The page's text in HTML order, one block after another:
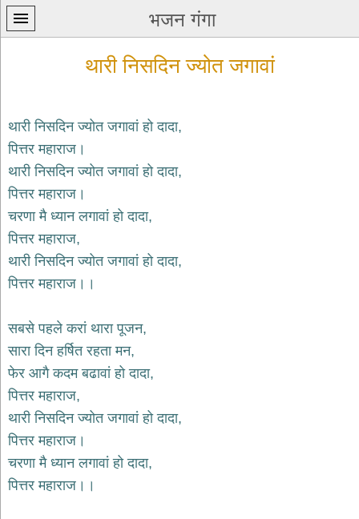
भजन गंगा
प्रथम
पन्ना
कृष्ण
भजन
krishna
bhajans
शिव
bhajans
हनुमान
भजन
bhajans
साईं
भजन
bhajans
जैन
थारी निसदिन ज्योत जगावां
थारी निसदिन ज्योत जगावां हो दादा,
पित्तर महाराज।
थारी निसदिन ज्योत जगावां हो दादा,
पित्तर महाराज।
चरणा मै ध्यान लगावां हो दादा,
पित्तर महाराज,
थारी निसदिन ज्योत जगावां हो दादा,
पित्तर महाराज।।
सबसे पहले करां थारा पूजन,
सारा दिन हर्षित रहता मन,
फेर आगै कदम बढावां हो दादा,
पित्तर महाराज,
थारी निसदिन ज्योत जगावां हो दादा,
पित्तर महाराज।
चरणा मै ध्यान लगावां हो दादा,
पित्तर महाराज।।